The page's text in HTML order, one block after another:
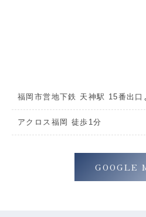
福岡市営地下鉄 天神駅 15番出口
アクロス福岡 徒歩1分
GOOGLE